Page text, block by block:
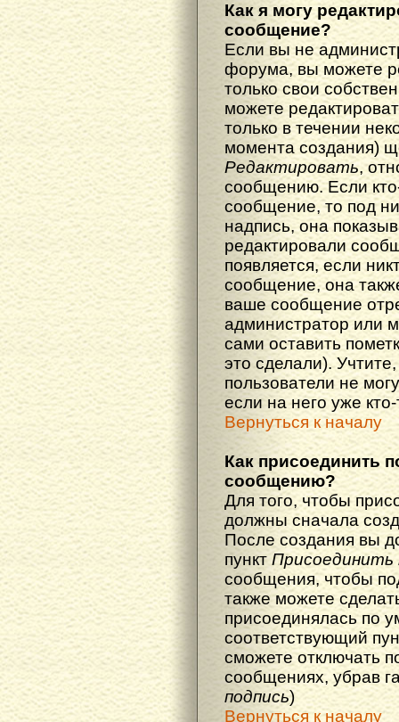
Как я могу
сообщение?
Если вы не
форума, вы можете
только свои
можете
только в течении
момента создания)
Редактировать,
сообщению. Если
сообщение, то под
надпись, она
редактировали
появляется, если
сообщение, она
ваше сообщение
администратор или
сами оставить
это сделали).
пользователи не
если на него уже
Вернуться к началу
Как присоединить
сообщению?
Для того, чтобы
должны сначала
После создания вы
пункт Присоединить
сообщения, чтобы
также можете
присоединялась по
соответствующий
сможете отключать
сообщениях, убрав
подпись)
Вернуться к началу